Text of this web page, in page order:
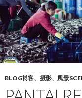
BLOG博客、 摄影、 風景